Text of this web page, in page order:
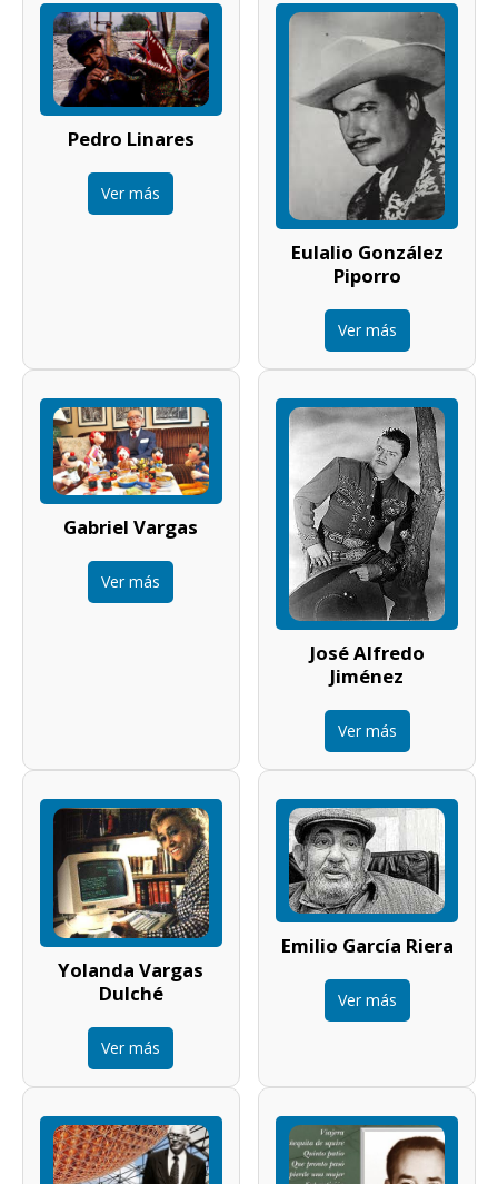
Pedro Linares
Ver más
Eulalio González
Piporro
Ver más
Gabriel Vargas
Ver más
José Alfredo
Jiménez
Ver más
Yolanda Vargas
Dulché
Ver más
Emilio García Riera
Ver más